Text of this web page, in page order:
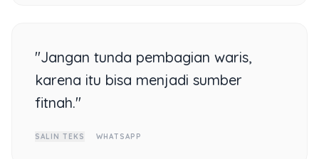
"Jangan tunda pembagian waris,
karena itu bisa menjadi sumber
fitnah."
SALIN TEKS WHATSAPP